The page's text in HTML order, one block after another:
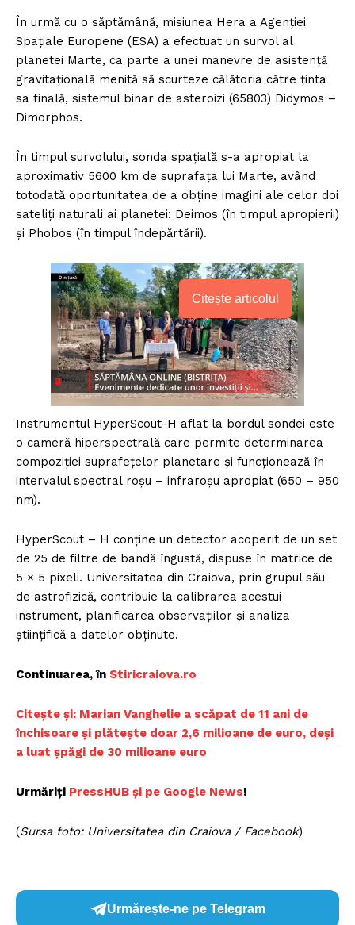
În urmă cu o săptămână, misiunea Hera a Agenției
Spațiale Europene (ESA) a efectuat un survol al
planetei Marte, ca parte a unei manevre de asistență
gravitațională menită să scurteze călătoria către ținta
sa finală, sistemul binar de asteroizi (65803) Didymos –
Dimorphos.
În timpul survolului, sonda spațială s-a apropiat la
aproximativ 5600 km de suprafața lui Marte, având
totodată oportunitatea de a obține imagini ale celor doi
sateliți naturali ai planetei: Deimos (în timpul apropierii)
și Phobos (în timpul îndepărtării).
Citește articolul
Instrumentul HyperScout-H aflat la bordul sondei este
o cameră hiperspectrală care permite determinarea
compoziției suprafețelor planetare și funcționează în
intervalul spectral roșu – infraroșu apropiat (650 – 950
nm).
HyperScout – H conține un detector acoperit de un set
de 25 de filtre de bandă îngustă, dispuse în matrice de
5 × 5 pixeli. Universitatea din Craiova, prin grupul său
de astrofizică, contribuie la calibrarea acestui
instrument, planificarea observațiilor și analiza
științifică a datelor obținute.
Continuarea, în Stiricraiova.ro
Citește și: Marian Vanghelie a scăpat de 11 ani de
închisoare și plătește doar 2,6 milioane de euro, deși
a luat șpăgi de 30 milioane euro
Urmăriți PressHUB și pe Google News!
(Sursa foto: Universitatea din Craiova / Facebook)
Urmărește-ne pe Telegram